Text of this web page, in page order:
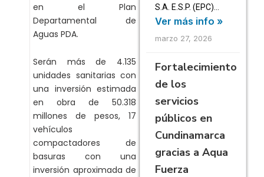
en el Plan
Departamental de
Aguas PDA.
Serán más de 4.135
unidades sanitarias con
una inversión estimada
en obra de 50.318
millones de pesos, 17
vehículos
compactadores de
basuras con una
inversión aproximada de
S.A. E.S.P. (EPC)…
Ver más info »
marzo 27, 2026
Fortalecimiento
de los
servicios
públicos en
Cundinamarca
gracias a Aqua
Fuerza